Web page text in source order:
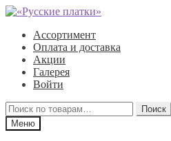
Перейти
навигации
Перейти
содержимому
Ассортимент
Оплата и доставка
Акции
Галерея
Войти
Искать:
Поиск
Меню